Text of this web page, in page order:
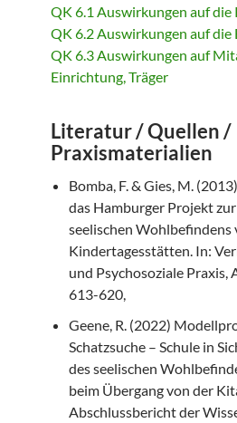
QK 6.1 Auswirkungen auf die
QK 6.2 Auswirkungen auf die
QK 6.3 Auswirkungen auf
Einrichtung, Träger
Literatur / Quellen /
Praxismaterialien
Bomba, F. & Gies, M.
das Hamburger Projekt
seelischen Wohlbefindens
Kindertagesstätten. In:
und Psychosoziale Praxis,
613-620,
Geene, R. (2022)
Schatzsuche – Schule in
des seelischen
beim Übergang von der
Abschlussbericht der